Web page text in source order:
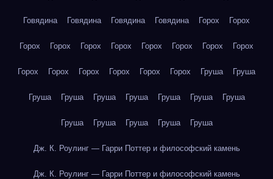
Говядина Говядина Говядина Говядина Горох Горох
Горох Горох Горох Горох Горох Горох Горох Горох
Горох Горох Горох Горох Горох Горох Груша Груша
Груша Груша Груша Груша Груша Груша Груша
Груша Груша Груша Груша Груша
Дж. К. Роулинг — Гарри Поттер и философский камень
Дж. К. Роулинг — Гарри Поттер и философский камень